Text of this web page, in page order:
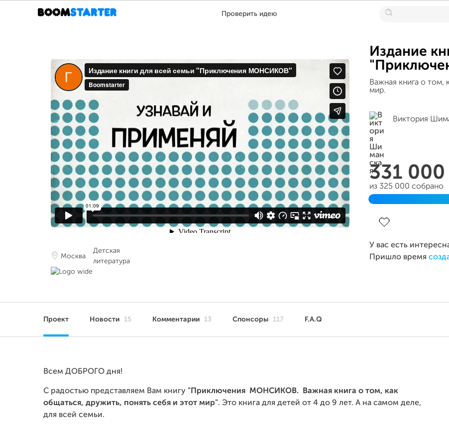
Проверить идею
Москва
Детская
литература
Издание
Важная книга о том,
мир.
Виктория
331 000
из 325 000 собрано
У вас есть
Пришло время
Проект Новости 15 Комментарии 13 Спонсоры 117 F.A.Q
Всем ДОБРОГО дня!
С радостью представляем Вам книгу "Приключения МОНСИКОВ. Важная книга о том, как
общаться, дружить, понять себя и этот мир". Это книга для детей от 4 до 9 лет. А на самом деле,
для всей семьи.